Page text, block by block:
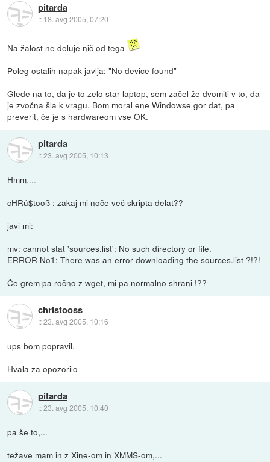
pitarda
:: 18. avg 2005, 07:20
Na žalost ne deluje nič od tega
Poleg ostalih napak javlja: "No device found"
Glede na to, da je to zelo star laptop, sem začel že dvomiti v to, da
je zvočna šla k vragu. Bom moral ene Windowse gor dat, pa
preverit, če je s hardwareom vse OK.
pitarda
::23. avg 2005, 10:13
Hmm,...
cHRü$tooß : zakaj mi noče več skripta delat??
javi mi:
mv: cannot stat 'sources.list': No such directory or file.
ERROR No1: There was an error downloading the sources.list ?!?!
Če grem pa ročno z wget, mi pa normalno shrani !??
christooss
::23. avg 2005, 10:16
ups bom popravil.
Hvala za opozorilo
pitarda
::23. avg 2005, 10:40
pa še to,...
težave mam in z Xine-om in XMMS-om,...